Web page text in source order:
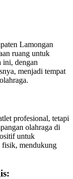
Lamongan
ruang untuk
ini, dengan
menjadi tempat
profesional, tetapi
olahraga di
untuk
fisik, mendukung